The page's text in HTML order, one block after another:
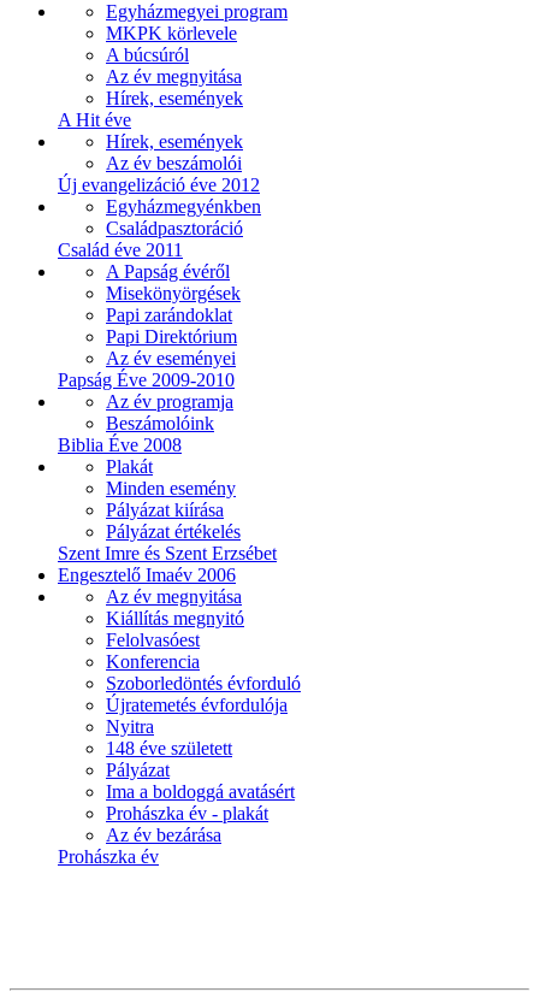
Egyházmegyei program
MKPK körlevele
A búcsúról
Az év megnyitása
Hírek, események
A Hit éve
Hírek, események
Az év beszámolói
Új evangelizáció éve 2012
Egyházmegyénkben
Családpasztoráció
Család éve 2011
A Papság évéről
Misekönyörgések
Papi zarándoklat
Papi Direktórium
Az év eseményei
Papság Éve 2009-2010
Az év programja
Beszámolóink
Biblia Éve 2008
Plakát
Minden esemény
Pályázat kiírása
Pályázat értékelés
Szent Imre és Szent Erzsébet
Engesztelő Imaév 2006
Az év megnyitása
Kiállítás megnyitó
Felolvasóest
Konferencia
Szoborledöntés évforduló
Újratemetés évfordulója
Nyitra
148 éve született
Pályázat
Ima a boldoggá avatásért
Prohászka év - plakát
Az év bezárása
Prohászka év